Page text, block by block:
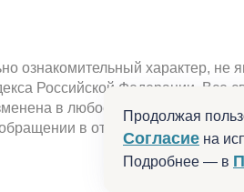
Продолжая
Согласие на
Подробнее — в
ознакомительный характер, не
Российской Федерации.
в любое время. Наличие ,
в отдел продаж или по
Разработано в